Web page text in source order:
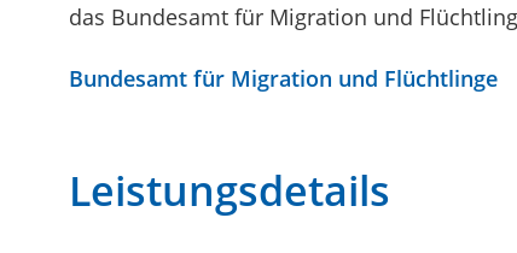
das Bundesamt für Migration und
Bundesamt für Migration und Flüchtlinge
Leistungsdetails